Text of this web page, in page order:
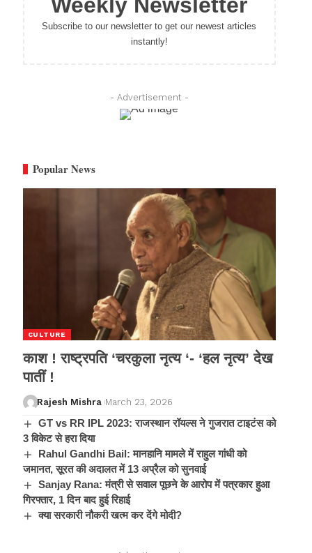
Subscribe to our newsletter to get our newest articles
instantly!
- Advertisement -
Popular News
CULTURE
काश ! राष्ट्रपति ‘चरकुला नृत्य ‘- ‘हल नृत्य’ देख
पातीं !
Rajesh Mishra March 23, 2026
GT vs RR IPL 2023: राजस्थान रॉयल्स ने गुजरात टाइटंस को
3 विकेट से हरा दिया
Rahul Gandhi Bail: मानहानि मामले में राहुल गांधी को
जमानत, सूरत की अदालत में 13 अप्रैल को सुनवाई
Sanjay Rana: मंत्री से सवाल पूछने के आरोप में पत्रकार हुआ
गिरफ्तार, 1 दिन बाद हुई रिहाई
क्या सरकारी नौकरी खत्म कर देंगे मोदी?